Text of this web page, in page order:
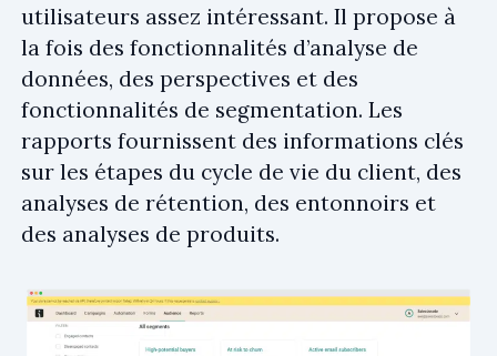
utilisateurs assez intéressant. Il propose à
la fois des fonctionnalités d’analyse de
données, des perspectives et des
fonctionnalités de segmentation. Les
rapports fournissent des informations clés
sur les étapes du cycle de vie du client, des
analyses de rétention, des entonnoirs et
des analyses de produits.